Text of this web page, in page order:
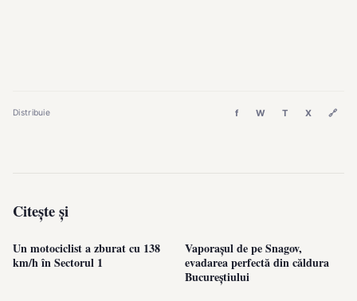
Distribuie f W T X 🔗
Citește și
Un motociclist a zburat cu 138
km/h în Sectorul 1
Vaporașul de pe Snagov,
evadarea perfectă din căldura
Bucureștiului